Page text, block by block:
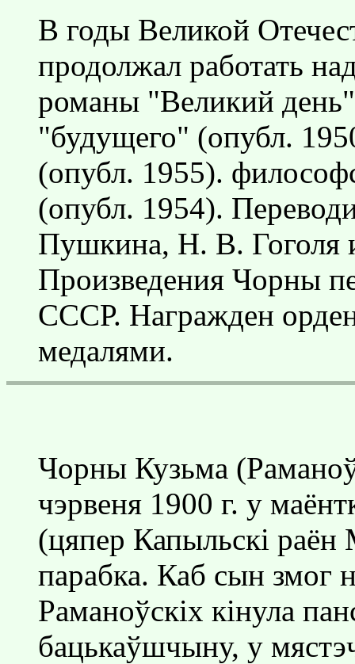
В годы Великой
продолжал работать
романы "Великий
"будущего" (опубл.
(опубл. 1955).
(опубл. 1954).
Пушкина, Н. В. Гоголя
Произведения Чорны
СССР. Награжден
медалями.
Чорны Кузьма
чэрвеня 1900 г. у
(цяпер Капыльскi раён
парабка. Каб сын змог
Раманоўскiх кiнула
бацькаўшчыну, у